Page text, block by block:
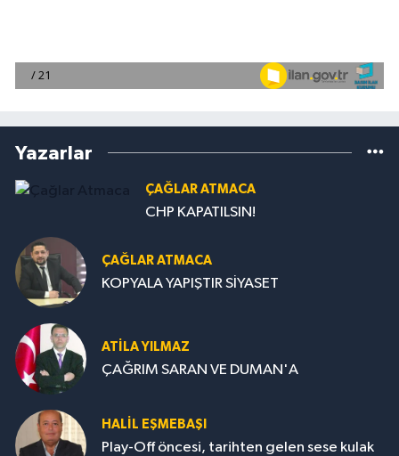
Yazarlar
ÇAĞLAR ATMACA
CHP KAPATILSIN!
ÇAĞLAR ATMACA
KOPYALA YAPIŞTIR SİYASET
ATILA YILMAZ
ÇAĞRIM SARAN VE DUMAN'A
HALIL EŞMEBAŞI
Play-Off öncesi, tarihten gelen sese kulak